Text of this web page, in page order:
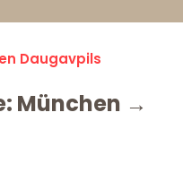
Daugavpils
München →